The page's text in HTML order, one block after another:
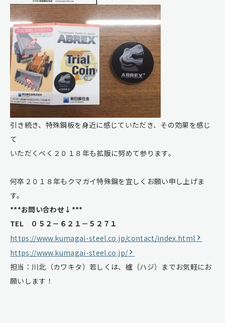
引き続き、特殊鋼板を身近に感じていただき、その効果を感じ
て
いただくべく２０１８年も拡販に努めて参ります。
何卒２０１８年もクマガイ特殊鋼を宜しくお願い申し上げま
す。
***お問い合わせ↓***
TEL ０５２－６２１－５２７１
https://www.kumagai-steel.co.jp/contact/index.html
https://www.kumagai-steel.co.jp/
担当：川北（カワキタ）若しくは、櫨（ハジ）までお気軽にお
願いします！